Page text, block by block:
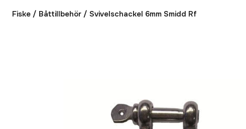
Deutschland
Fiske / Båttillbehör / Svivelschackel 6mm Smidd Rf